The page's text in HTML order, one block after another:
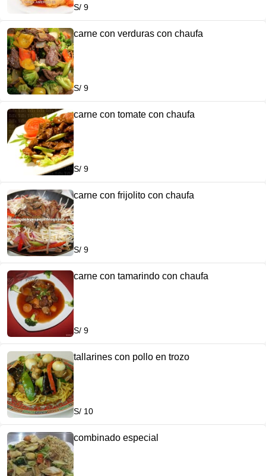
S/ 9
carne con verduras con chaufa
S/ 9
carne con tomate con chaufa
S/ 9
carne con frijolito con chaufa
S/ 9
carne con tamarindo con chaufa
S/ 9
tallarines con pollo en trozo
S/ 10
combinado especial